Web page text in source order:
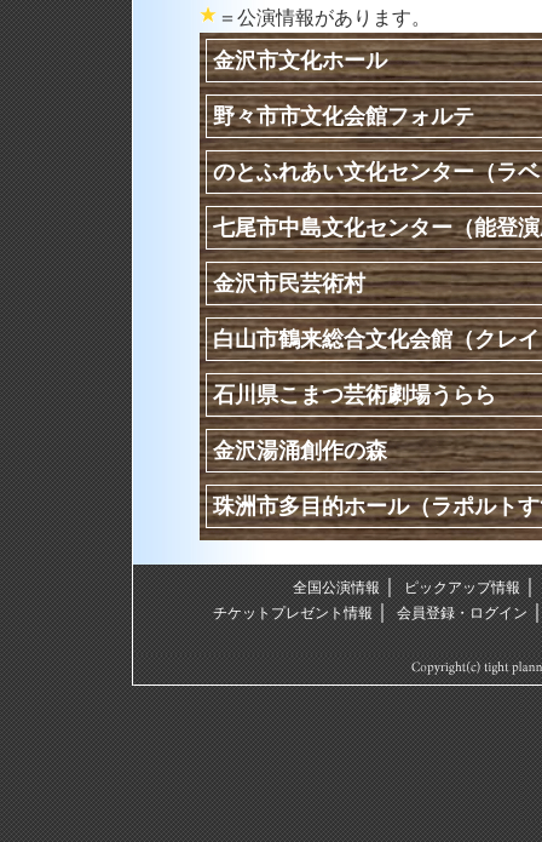
＝公演情報があります。
金沢市文化ホール
野々市市文化会館フォルテ
のとふれあい文化センター（ラ
七尾市中島文化センター（能登
金沢市民芸術村
白山市鶴来総合文化会館（クレ
石川県こまつ芸術劇場うらら
金沢湯涌創作の森
珠洲市多目的ホール（ラポルト
全国公演情報｜ピックアップ情報
チケットプレゼント情報｜会員登録・ログイン